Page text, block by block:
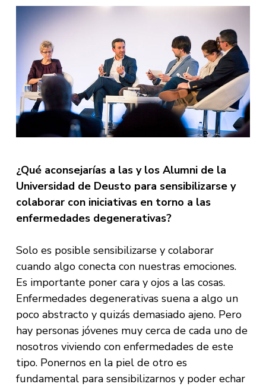
¿Qué aconsejarías a las y los Alumni de la
Universidad de Deusto para sensibilizarse y
colaborar con iniciativas en torno a las
enfermedades degenerativas?
Solo es posible sensibilizarse y colaborar
cuando algo conecta con nuestras emociones.
Es importante poner cara y ojos a las cosas.
Enfermedades degenerativas suena a algo un
poco abstracto y quizás demasiado ajeno. Pero
hay personas jóvenes muy cerca de cada uno de
nosotros viviendo con enfermedades de este
tipo. Ponernos en la piel de otro es
fundamental para sensibilizarnos y poder echar